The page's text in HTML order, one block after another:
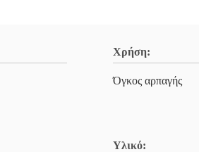
Χρήση:
Όγκος αρπαγής
Υλικό: